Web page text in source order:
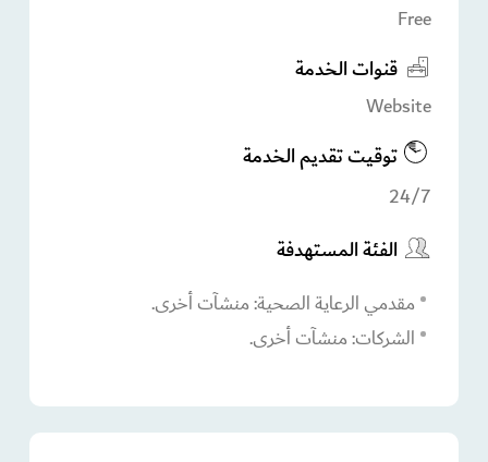
Free
قنوات الخدمة
Website
توقيت تقديم الخدمة
24/7
الفئة المستهدفة
مقدمي الرعاية الصحية: منشآت أخرى.
الشركات: منشآت أخرى.